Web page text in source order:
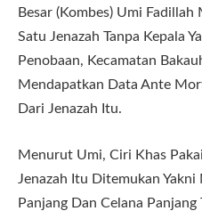
Besar (Kombes) Umi
Satu Jenazah Tanpa Kepala
Penobaan, Kecamatan
Mendapatkan Data Ante
Dari Jenazah Itu.
Menurut Umi, Ciri Khas
Jenazah Itu Ditemukan Yakni
Panjang Dan Celana